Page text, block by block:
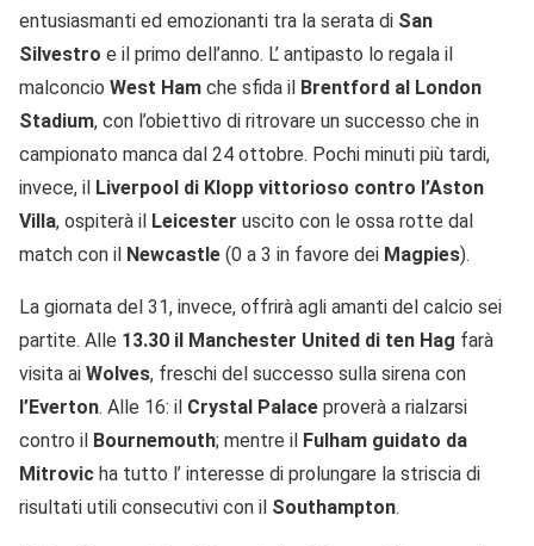
entusiasmanti ed emozionanti tra la serata di San
Silvestro e il primo dell’anno. L’ antipasto lo regala il
malconcio West Ham che sfida il Brentford al London
Stadium, con l’obiettivo di ritrovare un successo che in
campionato manca dal 24 ottobre. Pochi minuti più tardi,
invece, il Liverpool di Klopp vittorioso contro l’Aston
Villa, ospiterà il Leicester uscito con le ossa rotte dal
match con il Newcastle (0 a 3 in favore dei Magpies).
La giornata del 31, invece, offrirà agli amanti del calcio sei
partite. Alle 13.30 il Manchester United di ten Hag farà
visita ai Wolves, freschi del successo sulla sirena con
l’Everton. Alle 16: il Crystal Palace proverà a rialzarsi
contro il Bournemouth; mentre il Fulham guidato da
Mitrovic ha tutto l’ interesse di prolungare la striscia di
risultati utili consecutivi con il Southampton.